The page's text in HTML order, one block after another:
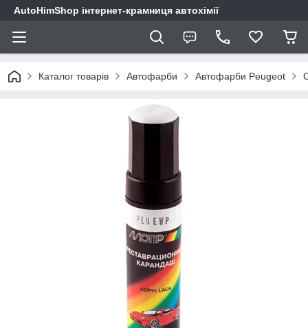
AutoHimShop інтернет-крамниця автохімії
Каталог товарів Автофарби Автофарби Peugeot